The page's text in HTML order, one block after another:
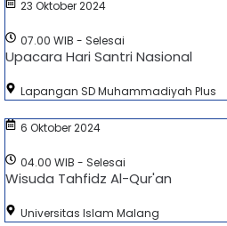
23 Oktober 2024
07.00 WIB - Selesai
Upacara Hari Santri Nasional
Lapangan SD Muhammadiyah Plus
6 Oktober 2024
04.00 WIB - Selesai
Wisuda Tahfidz Al-Qur'an
Universitas Islam Malang